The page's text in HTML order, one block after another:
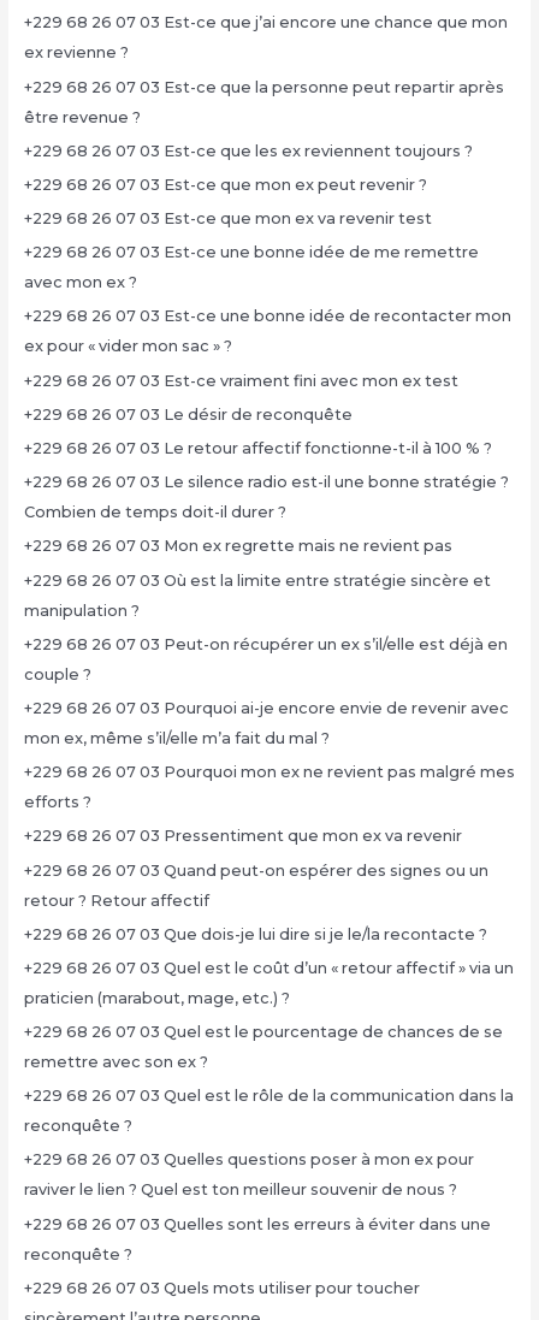
+229 68 26 07 03 Est-ce que j’ai encore une chance que mon
ex revienne ?
+229 68 26 07 03 Est-ce que la personne peut repartir après
être revenue ?
+229 68 26 07 03 Est-ce que les ex reviennent toujours ?
+229 68 26 07 03 Est-ce que mon ex peut revenir ?
+229 68 26 07 03 Est-ce que mon ex va revenir test
+229 68 26 07 03 Est-ce une bonne idée de me remettre
avec mon ex ?
+229 68 26 07 03 Est-ce une bonne idée de recontacter mon
ex pour « vider mon sac » ?
+229 68 26 07 03 Est-ce vraiment fini avec mon ex test
+229 68 26 07 03 Le désir de reconquête
+229 68 26 07 03 Le retour affectif fonctionne-t-il à 100 % ?
+229 68 26 07 03 Le silence radio est-il une bonne stratégie ?
Combien de temps doit-il durer ?
+229 68 26 07 03 Mon ex regrette mais ne revient pas
+229 68 26 07 03 Où est la limite entre stratégie sincère et
manipulation ?
+229 68 26 07 03 Peut-on récupérer un ex s’il/elle est déjà en
couple ?
+229 68 26 07 03 Pourquoi ai-je encore envie de revenir avec
mon ex, même s’il/elle m’a fait du mal ?
+229 68 26 07 03 Pourquoi mon ex ne revient pas malgré mes
efforts ?
+229 68 26 07 03 Pressentiment que mon ex va revenir
+229 68 26 07 03 Quand peut-on espérer des signes ou un
retour ? Retour affectif
+229 68 26 07 03 Que dois-je lui dire si je le/la recontacte ?
+229 68 26 07 03 Quel est le coût d’un « retour affectif » via un
praticien (marabout, mage, etc.) ?
+229 68 26 07 03 Quel est le pourcentage de chances de se
remettre avec son ex ?
+229 68 26 07 03 Quel est le rôle de la communication dans la
reconquête ?
+229 68 26 07 03 Quelles questions poser à mon ex pour
raviver le lien ? Quel est ton meilleur souvenir de nous ?
+229 68 26 07 03 Quelles sont les erreurs à éviter dans une
reconquête ?
+229 68 26 07 03 Quels mots utiliser pour toucher